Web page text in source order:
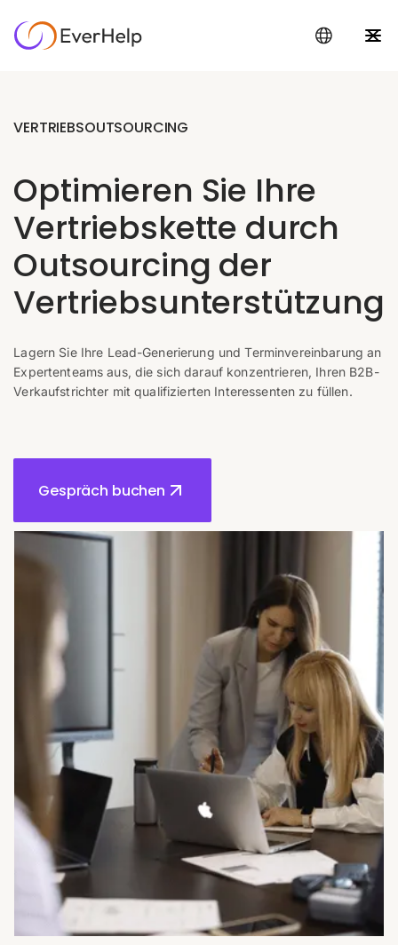
VERTRIEBSOUTSOURCING
Optimieren Sie Ihre
Vertriebskette durch
Outsourcing der
Vertriebsunterstützung
Lagern Sie Ihre Lead-Generierung und Terminvereinbarung an
Expertenteams aus, die sich darauf konzentrieren, Ihren B2B-
Verkaufstrichter mit qualifizierten Interessenten zu füllen.
Gespräch buchen